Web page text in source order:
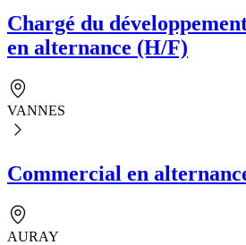
Chargé du
en alternance (H/F)
VANNES
Commercial en
AURAY